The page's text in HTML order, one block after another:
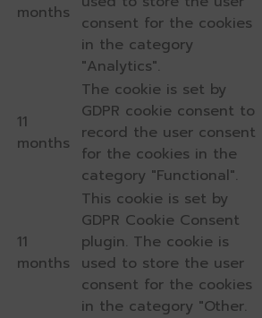
months
consent for the cookies
in the category
"Analytics".
11
months
The cookie is set by
GDPR cookie consent to
record the user consent
for the cookies in the
category "Functional".
11
months
This cookie is set by
GDPR Cookie Consent
plugin. The cookie is
used to store the user
consent for the cookies
in the category "Other.